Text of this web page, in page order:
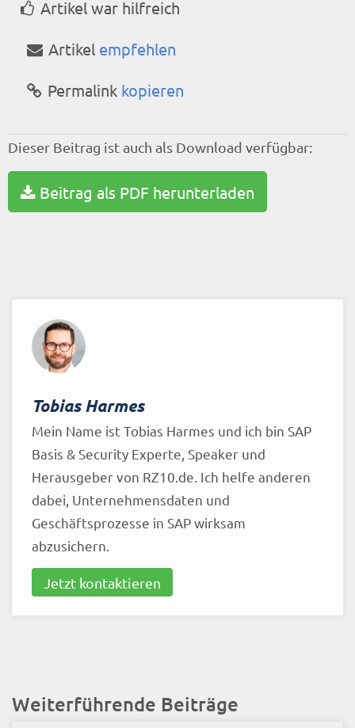
Artikel war hilfreich
Artikel empfehlen
Permalink kopieren
Dieser Beitrag ist auch als Download verfügbar:
Beitrag als PDF herunterladen
Tobias Harmes
Mein Name ist Tobias Harmes und ich bin SAP
Basis & Security Experte, Speaker und
Herausgeber von RZ10.de. Ich helfe anderen
dabei, Unternehmensdaten und
Geschäftsprozesse in SAP wirksam
abzusichern.
Jetzt kontaktieren
Weiterführende Beiträge